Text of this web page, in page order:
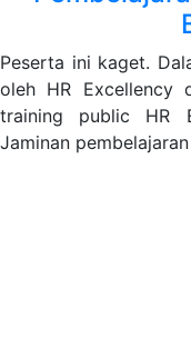
Peserta ini kaget.
oleh HR Excellency
training public HR
Jaminan